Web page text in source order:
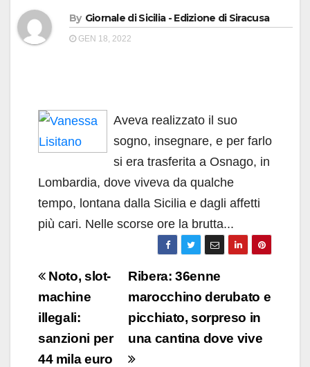
By Giornale di Sicilia - Edizione di Siracusa
GEN 18, 2022
Aveva realizzato il suo
sogno, insegnare, e per farlo
si era trasferita a Osnago, in
Lombardia, dove viveva da qualche
tempo, lontana dalla Sicilia e dagli affetti
più cari. Nelle scorse ore la brutta...
Navigazione
articoli
Ribera: 36enne
marocchino derubato e
picchiato, sorpreso in
una cantina dove vive
Noto, slot-
machine
illegali:
sanzioni per
44 mila euro